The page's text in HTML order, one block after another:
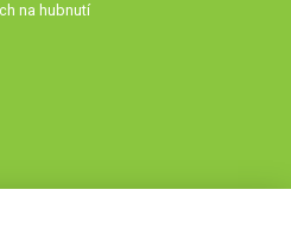
na hubnutí